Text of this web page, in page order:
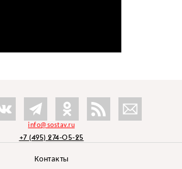
info@sostav.ru
+7 (495) 274-05-25
Контакты